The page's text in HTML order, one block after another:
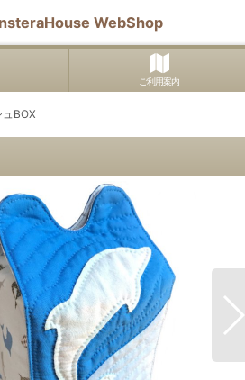
WebShop
ご利用案内
BOX